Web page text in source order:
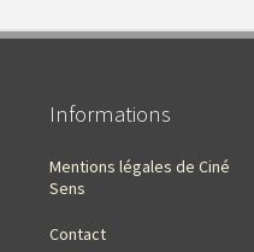
Informations
Mentions légales de Ciné
Sens
Contact